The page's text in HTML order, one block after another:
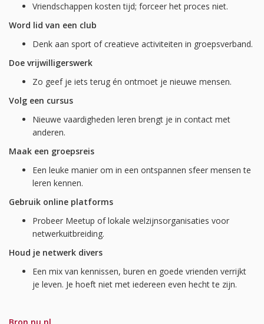
Vriendschappen kosten tijd; forceer het proces niet.
Word lid van een club
Denk aan sport of creatieve activiteiten in groepsverband.
Doe vrijwilligerswerk
Zo geef je iets terug én ontmoet je nieuwe mensen.
Volg een cursus
Nieuwe vaardigheden leren brengt je in contact met
anderen.
Maak een groepsreis
Een leuke manier om in een ontspannen sfeer mensen te
leren kennen.
Gebruik online platforms
Probeer Meetup of lokale welzijnsorganisaties voor
netwerkuitbreiding.
Houd je netwerk divers
Een mix van kennissen, buren en goede vrienden verrijkt
je leven. Je hoeft niet met iedereen even hecht te zijn.